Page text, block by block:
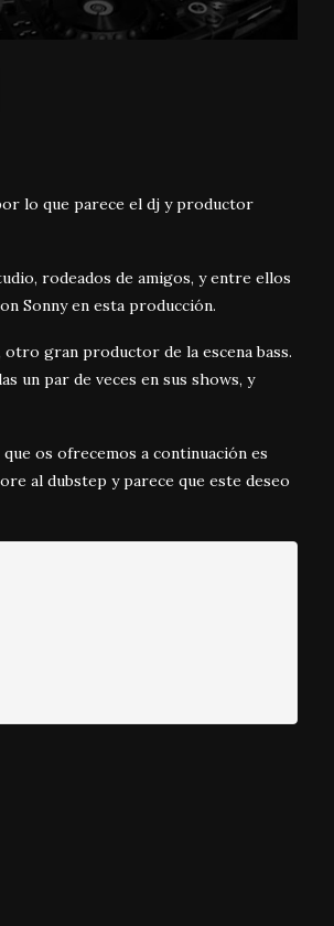
lo que parece el dj y productor
rodeados de amigos, y entre ellos
Sonny en esta producción.
gran productor de la escena bass.
un par de veces en sus shows, y
os ofrecemos a continuación es
al dubstep y parece que este deseo